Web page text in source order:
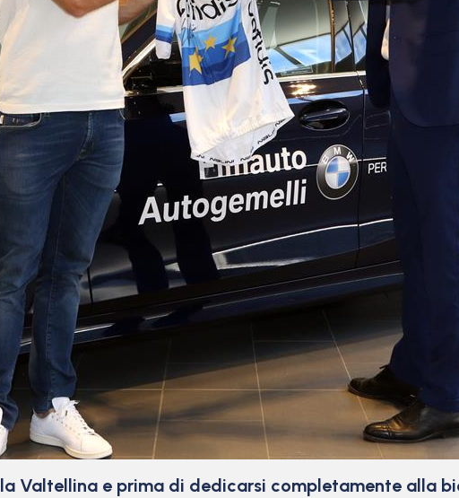
Valtellina e prima di dedicarsi completamente alla